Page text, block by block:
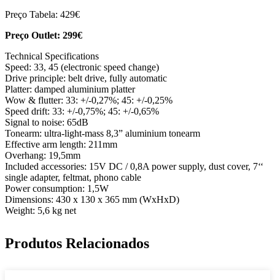
Preço Tabela: 429€
Preço Outlet: 299€
Technical Specifications
Speed: 33, 45 (electronic speed change)
Drive principle: belt drive, fully automatic
Platter: damped aluminium platter
Wow & flutter: 33: +/-0,27%; 45: +/-0,25%
Speed drift: 33: +/-0,75%; 45: +/-0,65%
Signal to noise: 65dB
Tonearm: ultra-light-mass 8,3” aluminium tonearm
Effective arm length: 211mm
Overhang: 19,5mm
Included accessories: 15V DC / 0,8A power supply, dust cover, 7‘‘
single adapter, feltmat, phono cable
Power consumption: 1,5W
Dimensions: 430 x 130 x 365 mm (WxHxD)
Weight: 5,6 kg net
Produtos Relacionados